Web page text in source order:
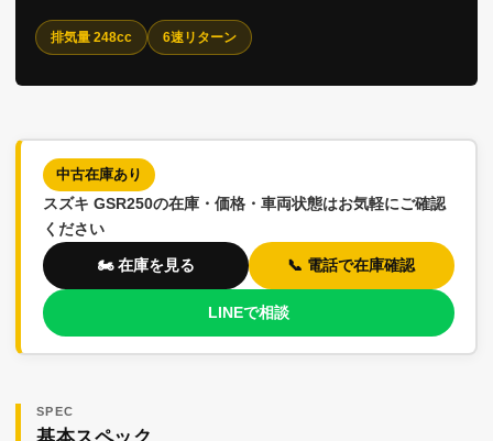
排気量 248cc 6速リターン
中古在庫あり
スズキ GSR250の在庫・価格・車両状態はお気軽にご確認
ください
🏍️ 在庫を見る 📞 電話で在庫確認
LINEで相談
SPEC